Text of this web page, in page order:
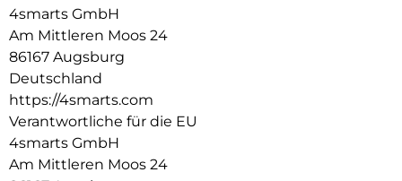
staubfrei anbringen. Und wenn es Zeit ist, das Glas
auszutauschen, ist das genauso einfach. Mit unserem Second
Glas erhältst du einen effektiven und benutzerfreundlichen
Schutz für das Display deines Mobilgeräts.
Kristallklare Qualität: Der Displayschutz bietet nicht nur
optimalen Schutz für dein Smartphone, sondern garantiert
auch die uneingeschränkte Nutzung des Touchscreens. Trotz
seiner Robustheit bleibt der Displayschutz mit einer
Transparenz von 99,99% nahezu unsichtbar und
4smarts GmbH
Am Mittleren Moos 24
86167 Augsburg
Deutschland
https://4smarts.com
Verantwortliche für die EU
4smarts GmbH
Am Mittleren Moos 24